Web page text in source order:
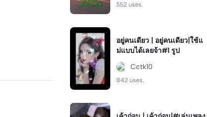
552 uses.
อยู่คนเดียว | อยู่คนเดียว|ใช้แ
ม่แบบได้เลยจ้า#1 รูป
Cctk10
842 uses.